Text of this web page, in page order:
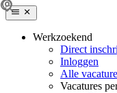
Werkzoekend
Direct
Inloggen
Alle
Vacatures